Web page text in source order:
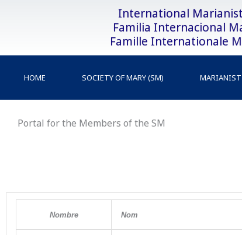
International
Familia Internacional
Famille Internationale
HOME SOCIETY OF MARY (SM)
Portal for the Members of the SM
Nombre Nom